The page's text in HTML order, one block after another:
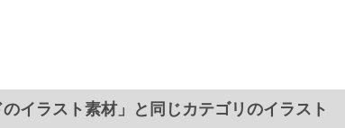
のイラスト素材」と同じカテゴリのイラスト